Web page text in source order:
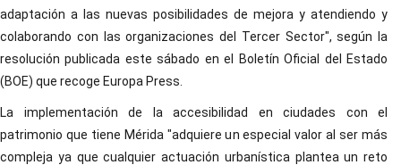
adaptación a las nuevas posibilidades de mejora y atendiendo y
colaborando con las organizaciones del Tercer Sector", según la
resolución publicada este sábado en el Boletín Oficial del Estado
(BOE) que recoge Europa Press.
La implementación de la accesibilidad en ciudades con el
patrimonio que tiene Mérida "adquiere un especial valor al ser más
compleja ya que cualquier actuación urbanística plantea un reto